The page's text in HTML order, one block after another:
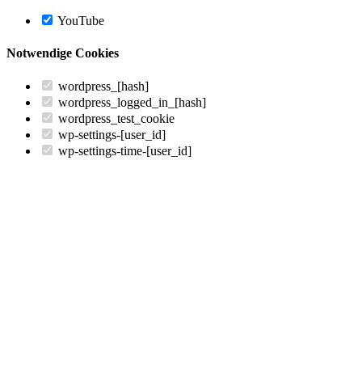
YouTube
Notwendige Cookies
wordpress_[hash]
wordpress_logged_in_[hash]
wordpress_test_cookie
wp-settings-[user_id]
wp-settings-time-[user_id]